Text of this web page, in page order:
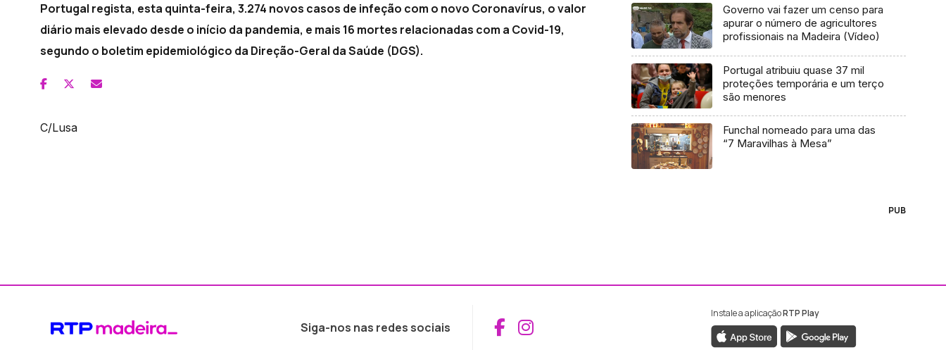
Portugal regista, esta quinta-feira, 3.274 novos casos de infeção com o novo Coronavírus, o valor
diário mais elevado desde o início da pandemia, e mais 16 mortes relacionadas com a Covid-19,
segundo o boletim epidemiológico da Direção-Geral da Saúde (DGS).
C/Lusa
Governo vai fazer um censo para
apurar o número de agricultores
profissionais na Madeira (Vídeo)
Portugal atribuiu quase 37 mil
proteções temporária e um terço
são menores
Funchal nomeado para uma das
“7 Maravilhas à Mesa”
PUB
Siga-nos nas redes sociais Aceder ao Facebook da RTP Madeira
Aceder ao Instagram da RTP Madeira
Instale a aplicaçãoRTP Play